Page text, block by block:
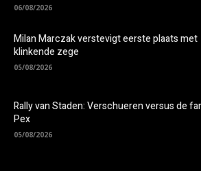
06/08/2026
Milan Marczak verstevigt eerste plaats met
klinkende zege
05/08/2026
Rally van Staden: Verschueren versus de
Pex
05/08/2026